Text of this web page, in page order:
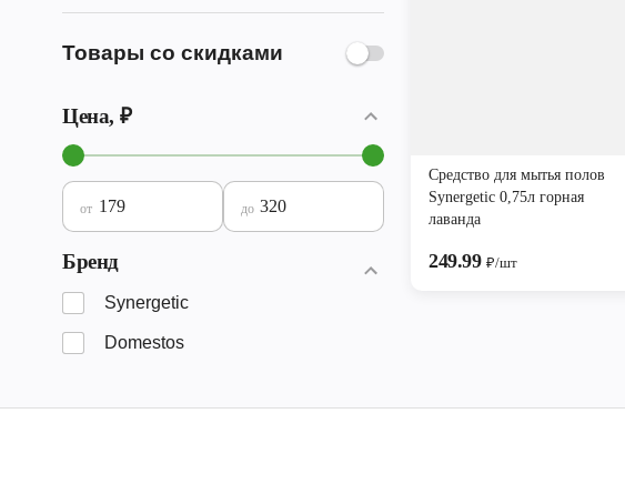
Товары со скидками
Цена, ₽
от до
Бренд
Synergetic
Domestos
Средство для мытья полов
Synergetic 0,75л горная
лаванда
249.99₽/шт